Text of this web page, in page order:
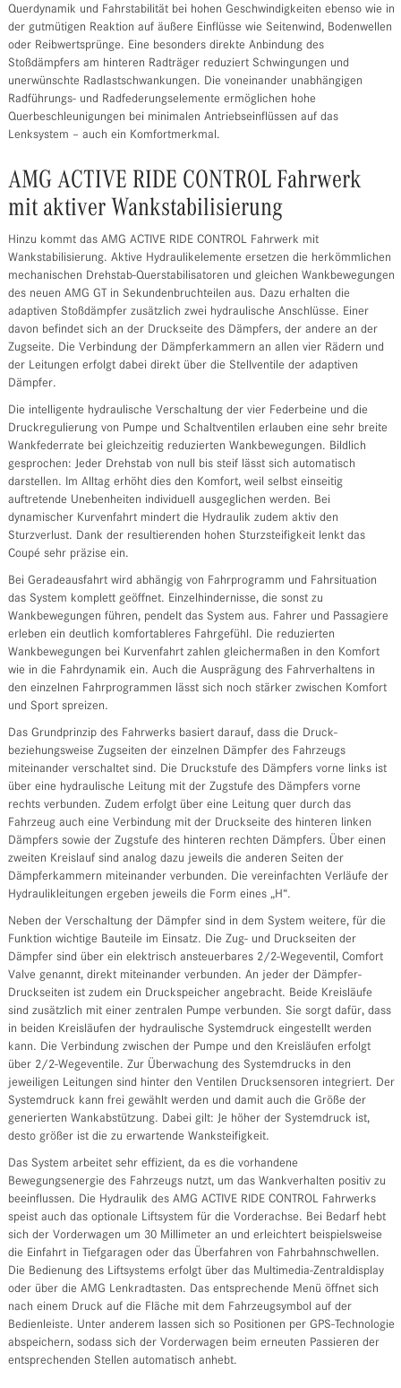
Querdynamik und Fahrstabilität bei hohen Geschwindigkeiten ebenso wie in
der gutmütigen Reaktion auf äußere Einflüsse wie Seitenwind, Bodenwellen
oder Reibwertsprünge. Eine besonders direkte Anbindung des
Stoßdämpfers am hinteren Radträger reduziert Schwingungen und
unerwünschte Radlastschwankungen. Die voneinander unabhängigen
Radführungs- und Radfederungselemente ermöglichen hohe
Querbeschleunigungen bei minimalen Antriebseinflüssen auf das
Lenksystem – auch ein Komfortmerkmal.
AMG ACTIVE RIDE CONTROL Fahrwerk
mit aktiver Wankstabilisierung
Hinzu kommt das AMG ACTIVE RIDE CONTROL Fahrwerk mit
Wankstabilisierung. Aktive Hydraulikelemente ersetzen die herkömmlichen
mechanischen Drehstab-Querstabilisatoren und gleichen Wankbewegungen
des neuen AMG GT in Sekundenbruchteilen aus. Dazu erhalten die
adaptiven Stoßdämpfer zusätzlich zwei hydraulische Anschlüsse. Einer
davon befindet sich an der Druckseite des Dämpfers, der andere an der
Zugseite. Die Verbindung der Dämpferkammern an allen vier Rädern und
der Leitungen erfolgt dabei direkt über die Stellventile der adaptiven
Dämpfer.
Die intelligente hydraulische Verschaltung der vier Federbeine und die
Druckregulierung von Pumpe und Schaltventilen erlauben eine sehr breite
Wankfederrate bei gleichzeitig reduzierten Wankbewegungen. Bildlich
gesprochen: Jeder Drehstab von null bis steif lässt sich automatisch
darstellen. Im Alltag erhöht dies den Komfort, weil selbst einseitig
auftretende Unebenheiten individuell ausgeglichen werden. Bei
dynamischer Kurvenfahrt mindert die Hydraulik zudem aktiv den
Sturzverlust. Dank der resultierenden hohen Sturzsteifigkeit lenkt das
Coupé sehr präzise ein.
Bei Geradeausfahrt wird abhängig von Fahrprogramm und Fahrsituation
das System komplett geöffnet. Einzelhindernisse, die sonst zu
Wankbewegungen führen, pendelt das System aus. Fahrer und Passagiere
erleben ein deutlich komfortableres Fahrgefühl. Die reduzierten
Wankbewegungen bei Kurvenfahrt zahlen gleichermaßen in den Komfort
wie in die Fahrdynamik ein. Auch die Ausprägung des Fahrverhaltens in
den einzelnen Fahrprogrammen lässt sich noch stärker zwischen Komfort
und Sport spreizen.
Das Grundprinzip des Fahrwerks basiert darauf, dass die Druck-
beziehungsweise Zugseiten der einzelnen Dämpfer des Fahrzeugs
miteinander verschaltet sind. Die Druckstufe des Dämpfers vorne links ist
über eine hydraulische Leitung mit der Zugstufe des Dämpfers vorne
rechts verbunden. Zudem erfolgt über eine Leitung quer durch das
Fahrzeug auch eine Verbindung mit der Druckseite des hinteren linken
Dämpfers sowie der Zugstufe des hinteren rechten Dämpfers. Über einen
zweiten Kreislauf sind analog dazu jeweils die anderen Seiten der
Dämpferkammern miteinander verbunden. Die vereinfachten Verläufe der
Hydraulikleitungen ergeben jeweils die Form eines „H“.
Neben der Verschaltung der Dämpfer sind in dem System weitere, für die
Funktion wichtige Bauteile im Einsatz. Die Zug- und Druckseiten der
Dämpfer sind über ein elektrisch ansteuerbares 2/2-Wegeventil, Comfort
Valve genannt, direkt miteinander verbunden. An jeder der Dämpfer-
Druckseiten ist zudem ein Druckspeicher angebracht. Beide Kreisläufe
sind zusätzlich mit einer zentralen Pumpe verbunden. Sie sorgt dafür, dass
in beiden Kreisläufen der hydraulische Systemdruck eingestellt werden
kann. Die Verbindung zwischen der Pumpe und den Kreisläufen erfolgt
über 2/2-Wegeventile. Zur Überwachung des Systemdrucks in den
jeweiligen Leitungen sind hinter den Ventilen Drucksensoren integriert. Der
Systemdruck kann frei gewählt werden und damit auch die Größe der
generierten Wankabstützung. Dabei gilt: Je höher der Systemdruck ist,
desto größer ist die zu erwartende Wanksteifigkeit.
Das System arbeitet sehr effizient, da es die vorhandene
Bewegungsenergie des Fahrzeugs nutzt, um das Wankverhalten positiv zu
beeinflussen. Die Hydraulik des AMG ACTIVE RIDE CONTROL Fahrwerks
speist auch das optionale Liftsystem für die Vorderachse. Bei Bedarf hebt
sich der Vorderwagen um 30 Millimeter an und erleichtert beispielsweise
die Einfahrt in Tiefgaragen oder das Überfahren von Fahrbahnschwellen.
Die Bedienung des Liftsystems erfolgt über das Multimedia-Zentraldisplay
oder über die AMG Lenkradtasten. Das entsprechende Menü öffnet sich
nach einem Druck auf die Fläche mit dem Fahrzeugsymbol auf der
Bedienleiste. Unter anderem lassen sich so Positionen per GPS-Technologie
abspeichern, sodass sich der Vorderwagen beim erneuten Passieren der
entsprechenden Stellen automatisch anhebt.